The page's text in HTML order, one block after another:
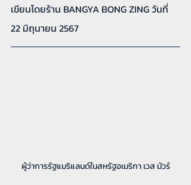
เขียนโดยร้าน BANGYA BONG ZING วันที่
22 มิถุนายน 2567
ผู้ว่าการรัฐแมริแลนด์ในสหรัฐอเมริกา เวส มัวร์